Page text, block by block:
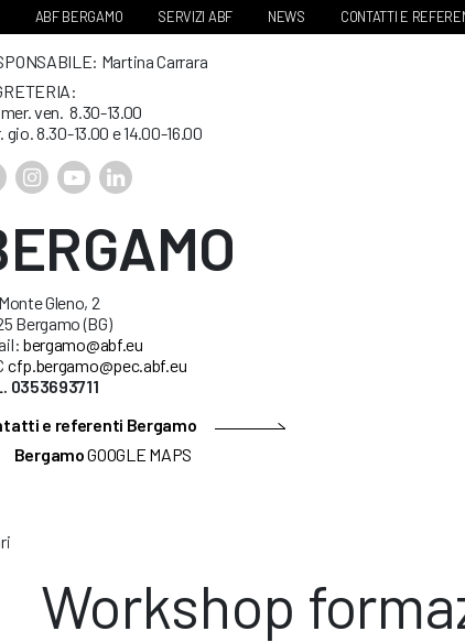
ABF BERGAMO SERVIZI ABF NEWS CONTATTI E
Martina Carrara
ven. 8.30-13.00
gio. 8.30-13.00 e 14.00-16.00
Gleno, 2
Bergamo (BG)
bergamo@abf.eu
cfp.bergamo@pec.abf.eu
0353693711
e referenti Bergamo
BergamoGOOGLE MAPS
Workshop